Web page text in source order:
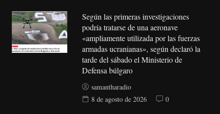
Según las primeras investigaciones
podría tratarse de una aeronave
«ampliamente utilizada por las fuerzas
armadas ucranianas», según declaró la
tarde del sábado el Ministerio de
Defensa búlgaro
samantharadio
8 de agosto de 2026
0